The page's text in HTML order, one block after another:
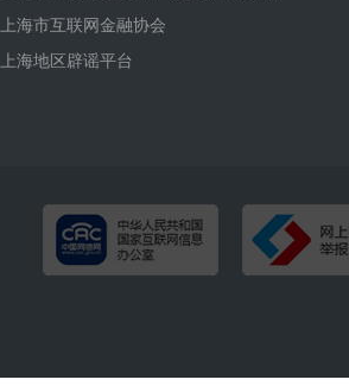
上海市互联网金融协会
上海地区辟谣平台